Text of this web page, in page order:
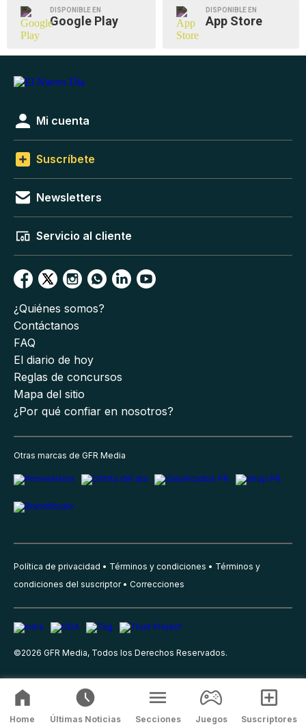
DISPONIBLE EN
Google Play
DISPONIBLE EN
App Store
Mi cuenta
Suscríbete
Newsletters
Servicio al cliente
¿Quiénes somos?
Contáctanos
FAQ
El diario de hoy
Reglas de concursos
Mapa del sitio
¿Por qué confiar en nosotros?
Otras marcas de GFR Media
Política de privacidad Términos y condiciones
Términos y
condiciones del suscriptor
Correcciones
©2026 GFR Media, Todos los Derechos Reservados.
Home Últimas Noticias Secciones Juegos Suscriptores